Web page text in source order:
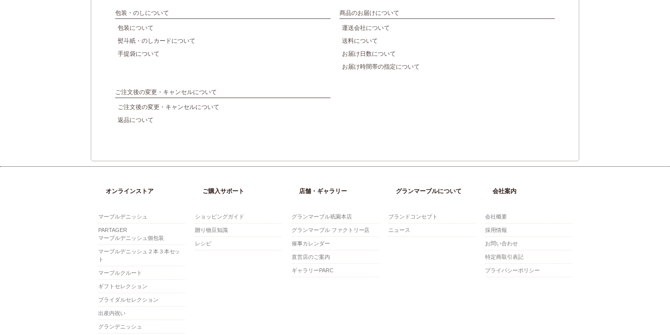
包装・のしについて
包装について
熨斗紙・のしカードについて
手提袋について
商品のお届けについて
運送会社について
送料について
お届け日数について
お届け時間帯の指定について
ご注文後の変更・キャンセルについて
ご注文後の変更・キャンセルについて
返品について
オンラインストア
マーブルデニッシュ
PARTAGER
マーブルデニッシュ個包装
マーブルデニッシュ２本３本セッ
ト
マーブルクルート
ギフトセレクション
ブライダルセレクション
出産内祝い
グランデニッシュ
ご購入サポート
ショッピングガイド
贈り物豆知識
レシピ
店舗・ギャラリー
グランマーブル祇園本店
グランマーブル ファクトリー店
催事カレンダー
直営店のご案内
ギャラリーPARC
グランマーブルについて
ブランドコンセプト
ニュース
会社案内
会社概要
採用情報
お問い合わせ
特定商取引表記
プライバシーポリシー